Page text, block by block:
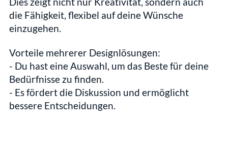
die Fähigkeit, flexibel auf deine Wünsche
einzugehen.
Vorteile mehrerer Designlösungen:
- Du hast eine Auswahl, um das Beste für deine
Bedürfnisse zu finden.
- Es fördert die Diskussion und ermöglicht
bessere Entscheidungen.